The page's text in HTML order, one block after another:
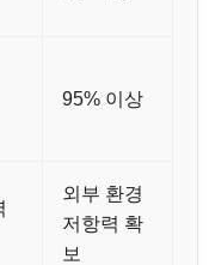
95% 이상
외부 환경
저항력 확
보